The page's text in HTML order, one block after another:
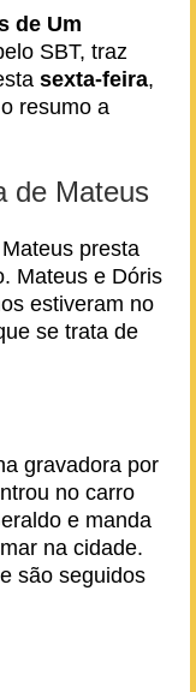
de Um
SBT, traz
sexta-feira,
resumo a
de Mateus
presta
Mateus e Dóris
estiveram no
se trata de
gravadora por
no carro
e manda
na cidade.
são seguidos